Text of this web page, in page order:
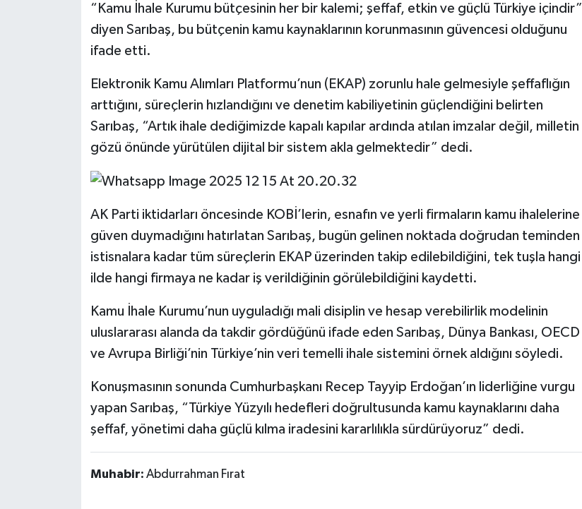
“Kamu İhale Kurumu bütçesinin her bir kalemi; şeffaf, etkin ve güçlü Türkiye içindir”
diyen Sarıbaş, bu bütçenin kamu kaynaklarının korunmasının güvencesi olduğunu
ifade etti.
Elektronik Kamu Alımları Platformu’nun (EKAP) zorunlu hale gelmesiyle şeffaflığın
arttığını, süreçlerin hızlandığını ve denetim kabiliyetinin güçlendiğini belirten
Sarıbaş, “Artık ihale dediğimizde kapalı kapılar ardında atılan imzalar değil, milletin
gözü önünde yürütülen dijital bir sistem akla gelmektedir” dedi.
AK Parti iktidarları öncesinde KOBİ’lerin, esnafın ve yerli firmaların kamu ihalelerine
güven duymadığını hatırlatan Sarıbaş, bugün gelinen noktada doğrudan teminden
istisnalara kadar tüm süreçlerin EKAP üzerinden takip edilebildiğini, tek tuşla hangi
ilde hangi firmaya ne kadar iş verildiğinin görülebildiğini kaydetti.
Kamu İhale Kurumu’nun uyguladığı mali disiplin ve hesap verebilirlik modelinin
uluslararası alanda da takdir gördüğünü ifade eden Sarıbaş, Dünya Bankası, OECD
ve Avrupa Birliği’nin Türkiye’nin veri temelli ihale sistemini örnek aldığını söyledi.
Konuşmasının sonunda Cumhurbaşkanı Recep Tayyip Erdoğan’ın liderliğine vurgu
yapan Sarıbaş, “Türkiye Yüzyılı hedefleri doğrultusunda kamu kaynaklarını daha
şeffaf, yönetimi daha güçlü kılma iradesini kararlılıkla sürdürüyoruz” dedi.
Muhabir: Abdurrahman Fırat